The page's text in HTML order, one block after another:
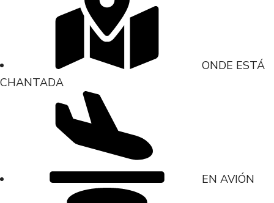
ONDE ESTÁ
CHANTADA
EN AVIÓN